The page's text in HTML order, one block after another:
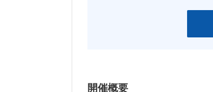
開催概要